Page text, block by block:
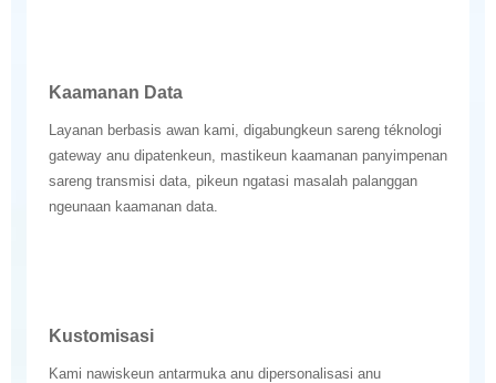
Kaamanan Data
Layanan berbasis awan kami, digabungkeun sareng téknologi
gateway anu dipatenkeun, mastikeun kaamanan panyimpenan
sareng transmisi data, pikeun ngatasi masalah palanggan
ngeunaan kaamanan data.
Kustomisasi
Kami nawiskeun antarmuka anu dipersonalisasi anu